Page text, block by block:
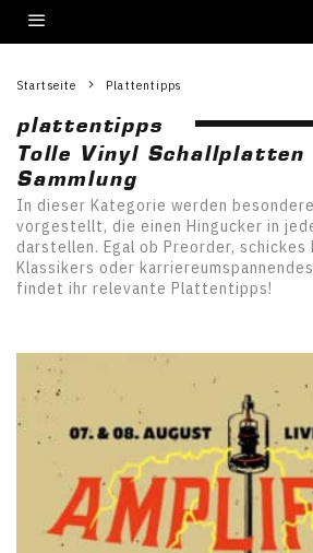
Startseite Plattentipps
plattentipps
Tolle Vinyl Schallplatten
Sammlung
In dieser Kategorie werden
vorgestellt, die einen Hingucker in
darstellen. Egal ob Preorder, schickes
Klassikers oder
findet ihr relevante Plattentipps!